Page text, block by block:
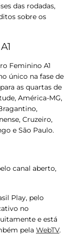
das rodadas,
sobre os
Feminino A1
único na fase de
as quartas de
América-MG,
Cruzeiro,
e São Paulo.
canal aberto,
Play, pelo
no
e está
pela WebTV.